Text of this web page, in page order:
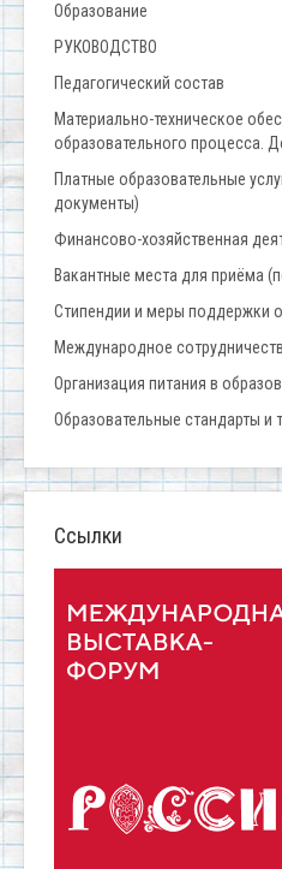
Образование
РУКОВОДСТВО
Педагогический состав
Материально-техническое
образовательного процесса.
Платные образовательные
документы)
Финансово-хозяйственная
Вакантные места для приёма
Стипендии и меры поддержки
Международное
Организация питания в
Образовательные стандарты и
Ссылки